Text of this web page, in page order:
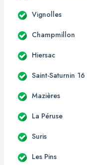
Vignolles
Champmillon
Hiersac
Saint-Saturnin 16
Mazières
La Péruse
Suris
Les Pins